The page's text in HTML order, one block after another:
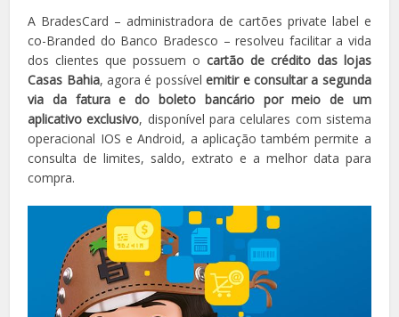
A BradesCard – administradora de cartões private label e
co-Branded do Banco Bradesco – resolveu facilitar a vida
dos clientes que possuem o cartão de crédito das lojas
Casas Bahia, agora é possível emitir e consultar a segunda
via da fatura e do boleto bancário por meio de um
aplicativo exclusivo, disponível para celulares com sistema
operacional IOS e Android, a aplicação também permite a
consulta de limites, saldo, extrato e a melhor data para
compra.